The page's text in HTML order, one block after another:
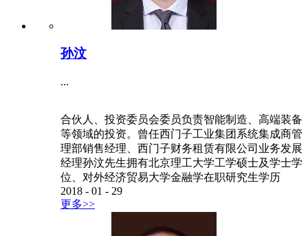
孙汶
...
合伙人、投资委员会委员负责智能制造、高端装备
等领域的投资。曾任西门子工业集团系统集成商管
理部销售经理、西门子财务租赁有限公司业务发展
经理孙汶先生拥有北京理工大学工学硕士及学士学
位、对外经济贸易大学金融学在职研究生学历
2018 - 01 - 29
更多>>